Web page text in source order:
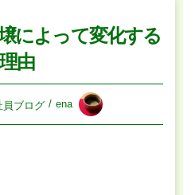
によって変化する
理由
員ブログ ena